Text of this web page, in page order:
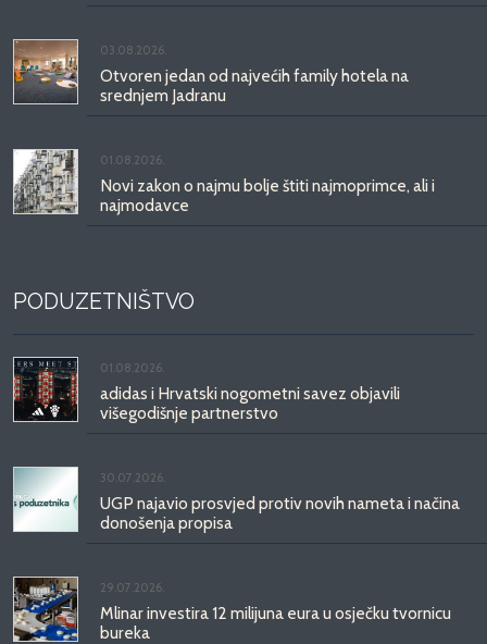
03.08.2026.
Otvoren jedan od najvećih family hotela na
srednjem Jadranu
01.08.2026.
Novi zakon o najmu bolje štiti najmoprimce, ali i
najmodavce
PODUZETNIŠTVO
01.08.2026.
adidas i Hrvatski nogometni savez objavili
višegodišnje partnerstvo
30.07.2026.
UGP najavio prosvjed protiv novih nameta i načina
donošenja propisa
29.07.2026.
Mlinar investira 12 milijuna eura u osječku tvornicu
bureka